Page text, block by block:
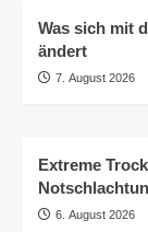
Was sich mit
ändert
7. August 2026
Extreme
6. August 2026